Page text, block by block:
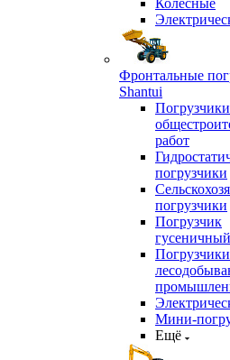
Колесные
Фронтальные
Shantui
работ
погрузчики
погрузчики
Погрузчик
гусеничный
Мини-
Ещё